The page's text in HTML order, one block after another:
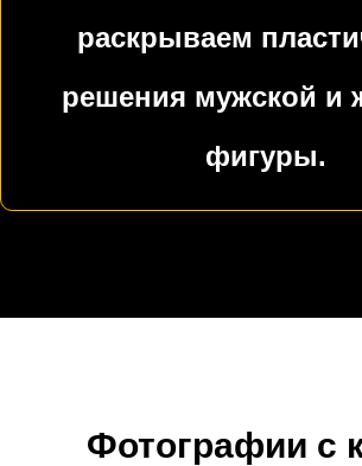
раскрываем
решения мужской и
фигуры.
Фотографии с